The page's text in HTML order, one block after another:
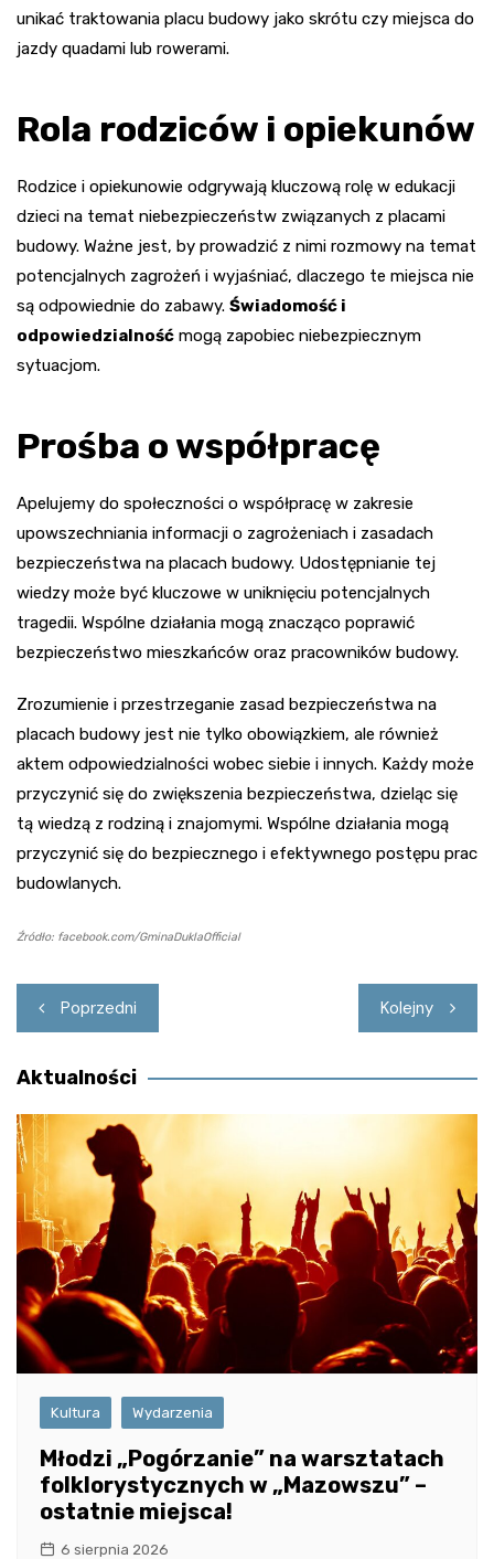
unikać traktowania placu budowy jako skrótu czy miejsca do
jazdy quadami lub rowerami.
Rola rodziców i opiekunów
Rodzice i opiekunowie odgrywają kluczową rolę w edukacji
dzieci na temat niebezpieczeństw związanych z placami
budowy. Ważne jest, by prowadzić z nimi rozmowy na temat
potencjalnych zagrożeń i wyjaśniać, dlaczego te miejsca nie
są odpowiednie do zabawy. Świadomość i
odpowiedzialność mogą zapobiec niebezpiecznym
sytuacjom.
Prośba o współpracę
Apelujemy do społeczności o współpracę w zakresie
upowszechniania informacji o zagrożeniach i zasadach
bezpieczeństwa na placach budowy. Udostępnianie tej
wiedzy może być kluczowe w uniknięciu potencjalnych
tragedii. Wspólne działania mogą znacząco poprawić
bezpieczeństwo mieszkańców oraz pracowników budowy.
Zrozumienie i przestrzeganie zasad bezpieczeństwa na
placach budowy jest nie tylko obowiązkiem, ale również
aktem odpowiedzialności wobec siebie i innych. Każdy może
przyczynić się do zwiększenia bezpieczeństwa, dzieląc się
tą wiedzą z rodziną i znajomymi. Wspólne działania mogą
przyczynić się do bezpiecznego i efektywnego postępu prac
budowlanych.
Źródło: facebook.com/GminaDuklaOfficial
Nawigacja
wpisu
Poprzedni Kolejny
Aktualności
Kultura Wydarzenia
Młodzi „Pogórzanie” na warsztatach
folklorystycznych w „Mazowszu” –
ostatnie miejsca!
6 sierpnia 2026